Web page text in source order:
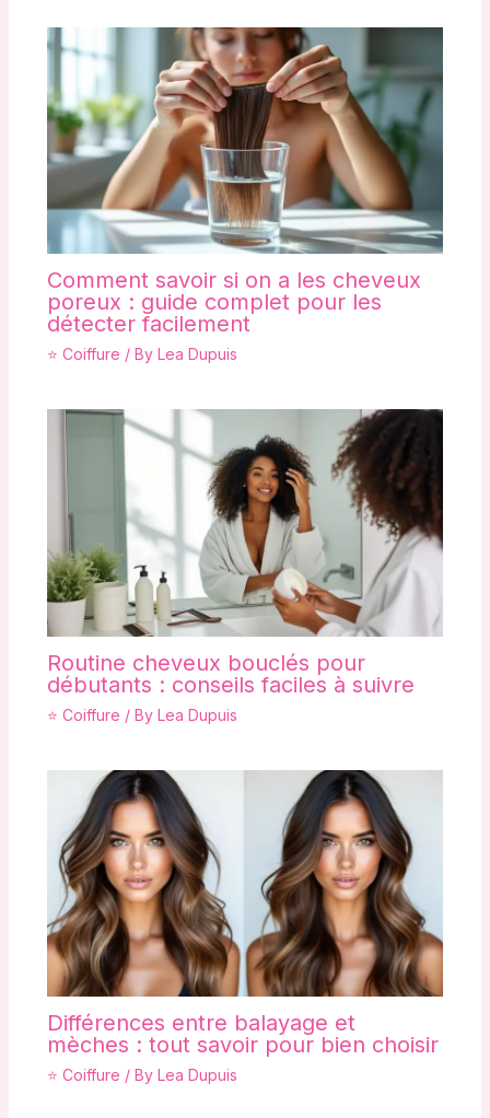
Comment savoir si on a les cheveux
poreux : guide complet pour les
détecter facilement
⭐ Coiffure / By Lea Dupuis
Routine cheveux bouclés pour
débutants : conseils faciles à suivre
⭐ Coiffure / By Lea Dupuis
Différences entre balayage et
mèches : tout savoir pour bien choisir
⭐ Coiffure / By Lea Dupuis